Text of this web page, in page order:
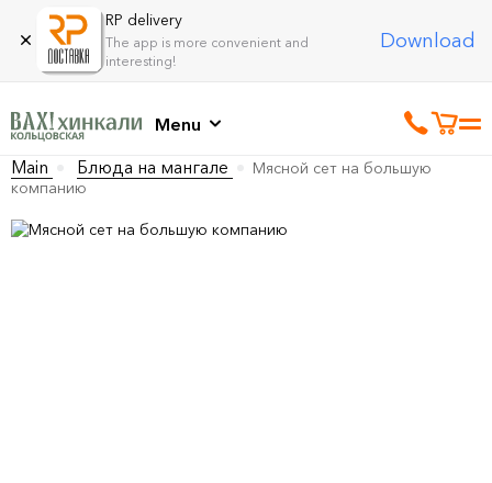
RP delivery
The app is more convenient and
interesting!
Download
Menu
Main
Блюда на мангале
Мясной сет на большую
компанию